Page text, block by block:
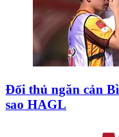
Đối thủ ngăn cản
sao HAGL